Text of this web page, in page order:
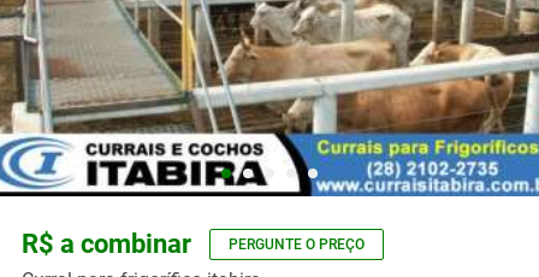
R$ a combinar PERGUNTE O PREÇO